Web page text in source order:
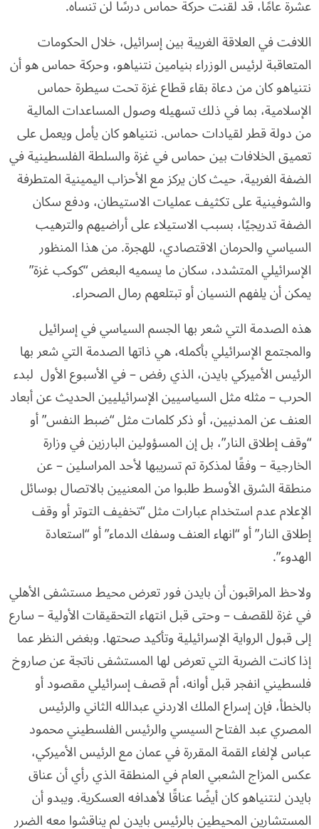
عشرة عامًا، قد لقنت حركة حماس درسًا لن تنساه.
اللافت في العلاقة الغريبة بين إسرائيل، خلال الحكومات
المتعاقبة لرئيس الوزراء بنيامين نتنياهو، وحركة حماس هو أن
نتنياهو كان من دعاة بقاء قطاع غزة تحت سيطرة حماس
الإسلامية، بما في ذلك تسهيله وصول المساعدات المالية
من دولة قطر لقيادات حماس. نتنياهو كان يأمل ويعمل على
تعميق الخلافات بين حماس في غزة والسلطة الفلسطينية في
الضفة الغربية، حيث كان يركز مع الأحزاب اليمينية المتطرفة
والشوفينية على تكثيف عمليات الاستيطان، ودفع سكان
الضفة تدريجيًا، بسبب الاستيلاء على أراضيهم والترهيب
السياسي والحرمان الاقتصادي، للهجرة. من هذا المنظور
الإسرائيلي المتشدد، سكان ما يسميه البعض “كوكب غزة”
يمكن أن يلفهم النسيان أو تبتلعهم رمال الصحراء.
هذه الصدمة التي شعر بها الجسم السياسي في إسرائيل
والمجتمع الإسرائيلي بأكمله، هي ذاتها الصدمة التي شعر بها
الرئيس الأميركي بايدن، الذي رفض – في الأسبوع الأول لبدء
الحرب – مثله مثل السياسيين الإسرائيليين الحديث عن أبعاد
العنف عن المدنيين، أو ذكر كلمات مثل “ضبط النفس” أو
“وقف إطلاق النار”، بل إن المسؤولين البارزين في وزارة
الخارجية – وفقًا لمذكرة تم تسريبها لأحد المراسلين – عن
منطقة الشرق الأوسط طلبوا من المعنيين بالاتصال بوسائل
الإعلام عدم استخدام عبارات مثل “تخفيف التوتر أو وقف
إطلاق النار” أو “انهاء العنف وسفك الدماء” أو “استعادة
الهدوء”.
ولاحظ المراقبون أن بايدن فور تعرض محيط مستشفى الأهلي
في غزة للقصف – وحتى قبل انتهاء التحقيقات الأولية – سارع
إلى قبول الرواية الإسرائيلية وتأكيد صحتها. وبغض النظر عما
إذا كانت الضربة التي تعرض لها المستشفى ناتجة عن صاروخ
فلسطيني انفجر قبل أوانه، أم قصف إسرائيلي مقصود أو
بالخطأ، فإن إسراع الملك الاردني عبدالله الثاني والرئيس
المصري عبد الفتاح السيسي والرئيس الفلسطيني محمود
عباس لإلغاء القمة المقررة في عمان مع الرئيس الأميركي،
عكس المزاج الشعبي العام في المنطقة الذي رأي أن عناق
بايدن لنتنياهو كان أيضًا عناقًا لأهدافه العسكرية. ويبدو أن
المستشارين المحيطين بالرئيس بايدن لم يناقشوا معه الضرر